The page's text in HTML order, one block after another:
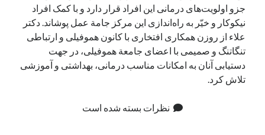
جزو اولویت‌های درمانی این افراد قرار دارد و با کمک افراد
نیکوکار و خیّر به راه‌اندازی این مرکز جامة‌ عمل پوشاند. دکتر
علاء از روزن همکاری افتخاری با کانون هموفیلی و ارتباطی
تنگاتنگ و صمیمی با اعضای جامعة هموفیلی، در جهت
دستیابی آنان به امکانات مناسب درمانی، بهداشتی و آموزشی
تلاش کرد.
نظرات بسته شده است